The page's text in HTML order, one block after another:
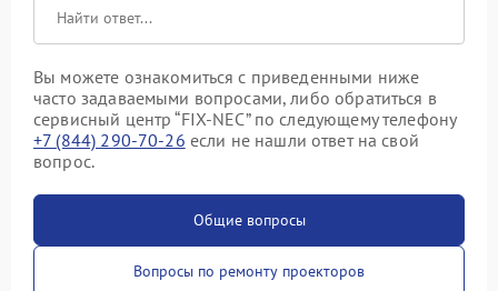
Вы можете ознакомиться с приведенными ниже
часто задаваемыми вопросами, либо обратиться в
сервисный центр “FIX-NEC” по следующему телефону
+7 (844) 290-70-26 если не нашли ответ на свой
вопрос.
Общие вопросы
Вопросы по ремонту проекторов